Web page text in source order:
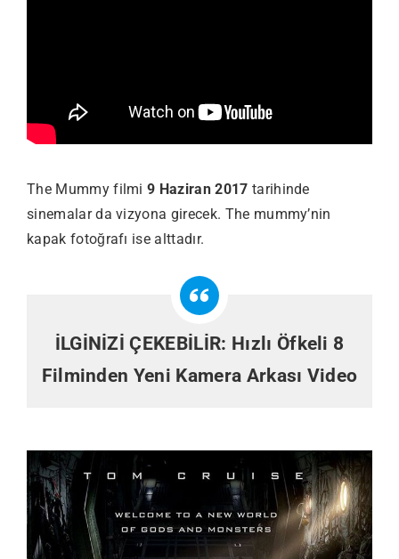
The Mummy filmi9 Haziran 2017 tarihinde
sinemalar da vizyona girecek. The mummy’nin
kapak fotoğrafı ise alttadır.
İLGİNİZİ ÇEKEBİLİR: Hızlı Öfkeli 8
Filminden Yeni Kamera Arkası Video